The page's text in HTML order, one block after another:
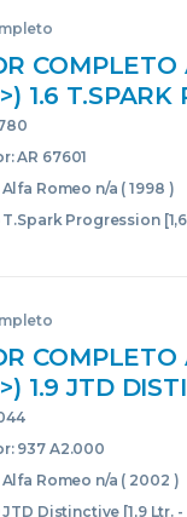
COMPLETO
1.6
16V CAT]
GRIS
AR 67601
Romeo n/a ( 1998 )
T.Spark Progression
COMPLETO
1.9 JTD
CAT] 937
GRIS
937 A2.000
Romeo n/a ( 2002 )
JTD Distinctive [1,9 Ltr.